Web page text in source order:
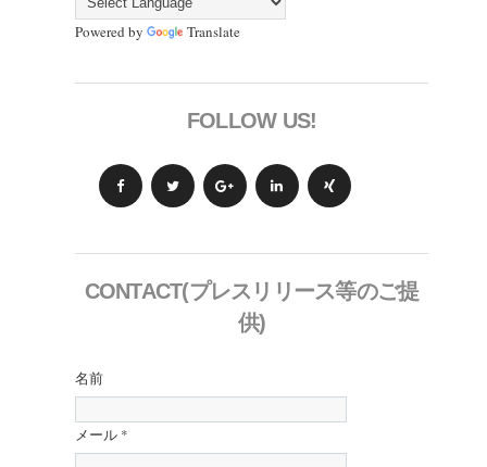
Powered by Translate
FOLLOW US!
CONTACT(プレスリリース等のご提
供)
名前
メール *